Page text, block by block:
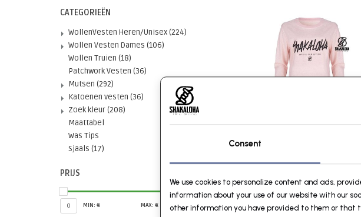
CATEGORIEËN
WollenVesten Heren/Unisex(224)
Wollen Vesten Dames (106)
Wollen Truien (18)
Patchwork Vesten (36)
Mutsen (292)
Katoenen vesten (36)
Zoek kleur(208)
Maattabel
Was Tips
Sjaals (17)
PRIJS
0 MIN: € MAX: € 45
Shakaloha W Hider ShoutBlk
Consent
We use cookies to personalize content and ads,
information about your use of our website with our
other information you have provided to them or that